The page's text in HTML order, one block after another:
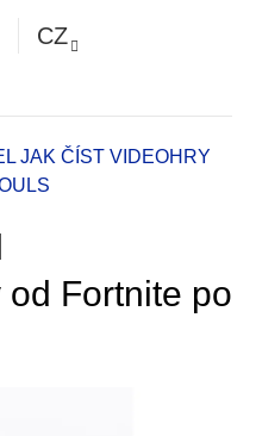
CZ
JAK ČÍST VIDEOHRY
Fortnite po